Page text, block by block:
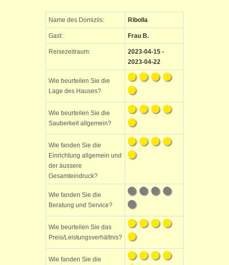
Name des Domizils: Ribolla
Gast: Frau B.
Reisezeitraum:
2023-04-15 -
2023-04-22
Wie beurteilen Sie die
Lage des Hauses?
Wie beurteilen Sie die
Sauberkeit allgemein?
Wie fanden Sie die
Einrichtung allgemein und
der äussere
Gesamteindruck?
Wie fanden Sie die
Beratung und Service?
Wie beurteilen Sie das
Preis/Leistungsverhältnis?
Wie fanden Sie die